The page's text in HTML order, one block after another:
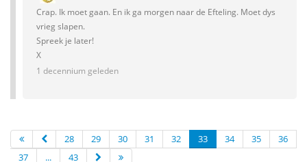
Crap. Ik moet gaan. En ik ga morgen naar de Efteling. Moet dys
vrieg slapen.
Spreek je later!
X
1 decennium geleden
28 29 30 31 32 33 34 35
36
37
... 43